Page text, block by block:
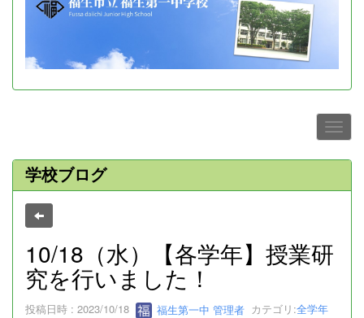
学校ブログ
10/18（水）【各学年】授業研
究を行いました！
投稿日時 : 2023/10/18 福生第一中 管理者 カテゴリ:全学年